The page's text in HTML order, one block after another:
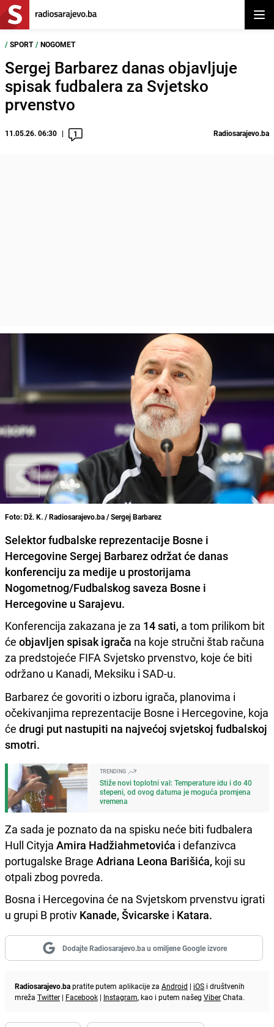
/ SPORT / NOGOMET
Sergej Barbarez danas objavljuje
spisak fudbalera za Svjetsko
prvenstvo
11.05.26. 06:30 1 Radiosarajevo.ba
Foto: Dž. K. / Radiosarajevo.ba / Sergej Barbarez
Selektor fudbalske reprezentacije Bosne i
Hercegovine Sergej Barbarez održat će danas
konferenciju za medije u prostorijama
Nogometnog/Fudbalskog saveza Bosne i
Hercegovine u Sarajevu.
Konferencija zakazana je za 14 sati, a tom prilikom bit
će objavljen spisak igrača na koje stručni štab računa
za predstojeće FIFA Svjetsko prvenstvo, koje će biti
održano u Kanadi, Meksiku i SAD-u.
Barbarez će govoriti o izboru igrača, planovima i
očekivanjima reprezentacije Bosne i Hercegovine, koja
će drugi put nastupiti na najvećoj svjetskoj fudbalskoj
smotri.
TRENDING
Stiže novi toplotni val: Temperature idu i do 40
stepeni, od ovog datuma je moguća promjena
vremena
Za sada je poznato da na spisku neće biti fudbalera
Hull Cityja Amira Hadžiahmetovića i defanzivca
portugalske Brage Adriana Leona Barišića, koji su
otpali zbog povreda.
Bosna i Hercegovina će na Svjetskom prvenstvu igrati
u grupi B protiv Kanade, Švicarske i Katara.
Dodajte Radiosarajevo.ba u omiljene Google izvore
Radiosarajevo.bapratite putem aplikacije za Android | iOS i društvenih
mreža Twitter | Facebook | Instagram, kao i putem našeg ViberChata.